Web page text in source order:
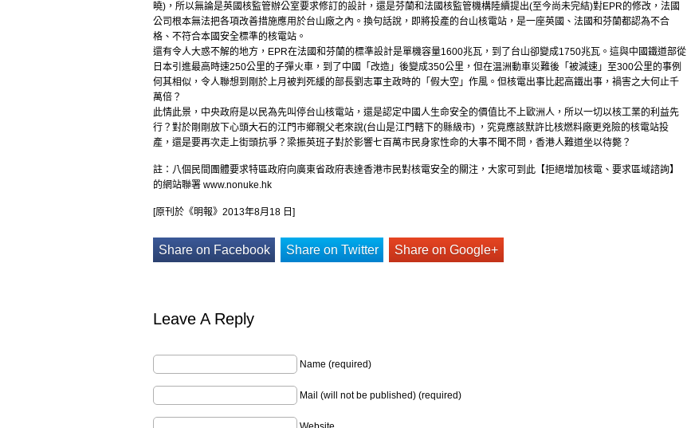
曉)，所以無論是英國核監管辦公室要求修訂的設計，還是芬蘭和法國核監管機構陸續提出(至今尚未完結)對EPR的修改，法國
公司根本無法把各項改善措施應用於台山廠之內。換句話說，即將投產的台山核電站，是一座英國、法國和芬蘭都認為不合
格、不符合本國安全標準的核電站。
還有令人大惑不解的地方，EPR在法國和芬蘭的標準設計是單機容量1600兆瓦，到了台山卻變成1750兆瓦。這與中國鐵道部從
日本引進最高時速250公里的子彈火車，到了中國「改造」後變成350公里，但在温洲動車災難後「被減速」至300公里的事例
何其相似，令人聯想到剛於上月被判死緩的部長劉志軍主政時的「假大空」作風。但核電出事比起高鐵出事，禍害之大何止千
萬倍？
此情此景，中央政府是以民為先叫停台山核電站，還是認定中國人生命安全的價值比不上歐洲人，所以一切以核工業的利益先
行？對於剛剛放下心頭大石的江門市鄉親父老來說(台山是江門轄下的縣級市) ，究竟應該默許比核燃料廠更兇險的核電站投
產，還是要再次走上街頭抗爭？梁振英班子對於影響七百萬市民身家性命的大事不聞不問，香港人難道坐以待斃？
註：八個民間團體要求特區政府向廣東省政府表達香港市民對核電安全的關注，大家可到此【拒絕增加核電、要求區域諮詢】
的網站聯署 www.nonuke.hk
[原刊於《明報》2013年8月18 日]
Share on Facebook Share on Twitter Share on Google+
Leave A Reply
Name (required)
Mail (will not be published) (required)